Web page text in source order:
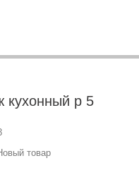
кухонный р 5
товар